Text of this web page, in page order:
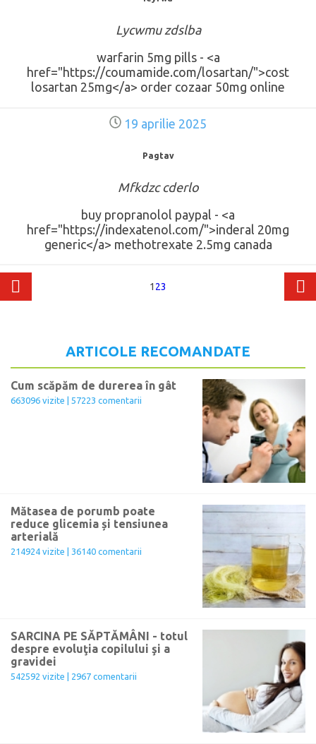
Lycwmu zdslba
warfarin 5mg pills - <a
href="https://coumamide.com/losartan/">cost
losartan 25mg</a> order cozaar 50mg online
19 aprilie 2025
Pagtav
Mfkdzc cderlo
buy propranolol paypal - <a
href="https://indexatenol.com/">inderal 20mg
generic</a> methotrexate 2.5mg canada
1 23
ARTICOLE RECOMANDATE
Cum scăpăm de durerea în gât
663096 vizite | 57223 comentarii
Mătasea de porumb poate
reduce glicemia și tensiunea
arterială
214924 vizite | 36140 comentarii
SARCINA PE SĂPTĂMÂNI - totul
despre evoluţia copilului şi a
gravidei
542592 vizite | 2967 comentarii